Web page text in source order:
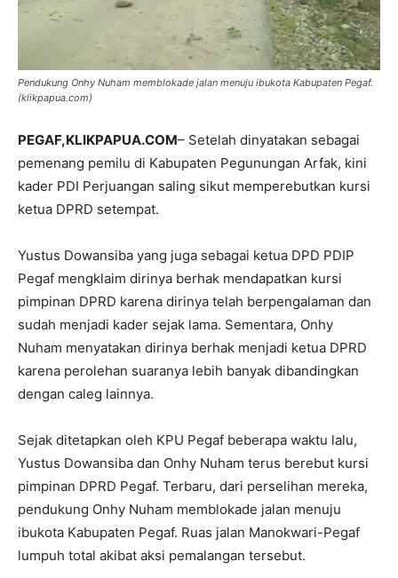
Pendukung Onhy Nuham memblokade jalan menuju ibukota Kabupaten Pegaf.
(klikpapua.com)
PEGAF,KLIKPAPUA.COM– Setelah dinyatakan sebagai
pemenang pemilu di Kabupaten Pegunungan Arfak, kini
kader PDI Perjuangan saling sikut memperebutkan kursi
ketua DPRD setempat.
Yustus Dowansiba yang juga sebagai ketua DPD PDIP
Pegaf mengklaim dirinya berhak mendapatkan kursi
pimpinan DPRD karena dirinya telah berpengalaman dan
sudah menjadi kader sejak lama. Sementara, Onhy
Nuham menyatakan dirinya berhak menjadi ketua DPRD
karena perolehan suaranya lebih banyak dibandingkan
dengan caleg lainnya.
Sejak ditetapkan oleh KPU Pegaf beberapa waktu lalu,
Yustus Dowansiba dan Onhy Nuham terus berebut kursi
pimpinan DPRD Pegaf. Terbaru, dari perselihan mereka,
pendukung Onhy Nuham memblokade jalan menuju
ibukota Kabupaten Pegaf. Ruas jalan Manokwari-Pegaf
lumpuh total akibat aksi pemalangan tersebut.